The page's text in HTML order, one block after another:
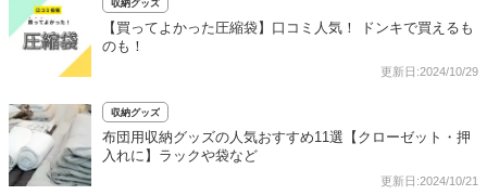
収納グッズ
【買ってよかった圧縮袋】口コミ人気！ ドンキで買えるも
のも！
更新日:2024/10/29
収納グッズ
布団用収納グッズの人気おすすめ11選【クローゼット・押
入れに】ラックや袋など
更新日:2024/10/21